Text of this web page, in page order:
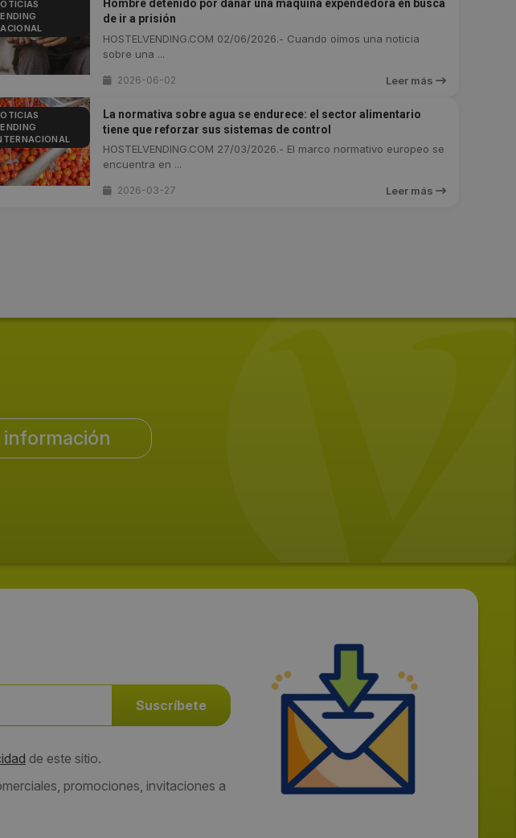
Hombre detenido por dañar una máquina expendedora en busca
de ir a prisión
HOSTELVENDING.COM 02/06/2026.- Cuando oímos una noticia
sobre una ...
2026-06-02 Leer más
La normativa sobre agua se endurece: el sector alimentario
tiene que reforzar sus sistemas de control
HOSTELVENDING.COM 27/03/2026.- El marco normativo europeo se
encuentra en ...
2026-03-27 Leer más
información
de este sitio.
promociones, invitaciones a